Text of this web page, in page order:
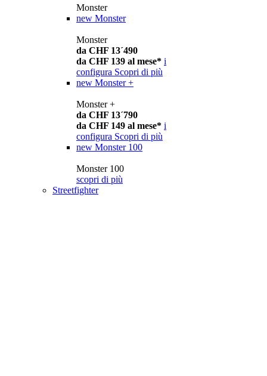
Monster
new Monster
Monster
da CHF 13´490
da CHF 139 al mese* i
configura Scopri di più
new Monster +
Monster +
da CHF 13´790
da CHF 149 al mese* i
configura Scopri di più
new Monster 100
Monster 100
scopri di più
Streetfighter